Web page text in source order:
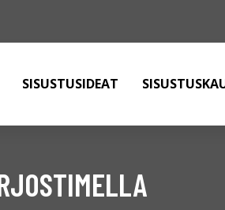
SISUSTUSIDEAT